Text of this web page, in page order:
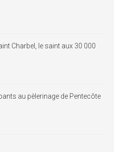
Charbel, le saint aux 30 000
au pèlerinage de Pentecôte